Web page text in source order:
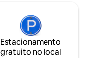
Estacionamento
gratuito no local